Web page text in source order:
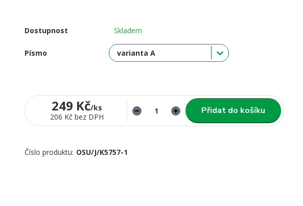
Dostupnost Skladem
Písmo
249 Kč/ks
206 Kč bez DPH
Přidat do košíku
Číslo produktu: OSU/J/K5757-1